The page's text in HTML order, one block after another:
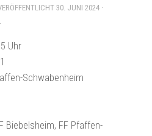
30. JUNI 2024 ·
Uhr
Schwabenheim
Biebelsheim, FF Pfaffen-